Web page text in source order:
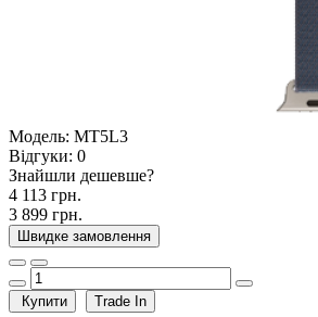
Модель: MT5L3
Відгуки: 0
Знайшли дешевше?
4 113 грн.
3 899 грн.
Швидке замовлення
Купити Trade In